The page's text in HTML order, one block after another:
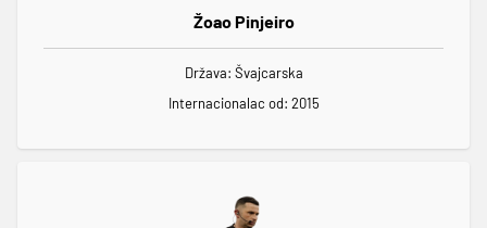
Žoao Pinjeiro
Država: Švajcarska
Internacionalac od: 2015